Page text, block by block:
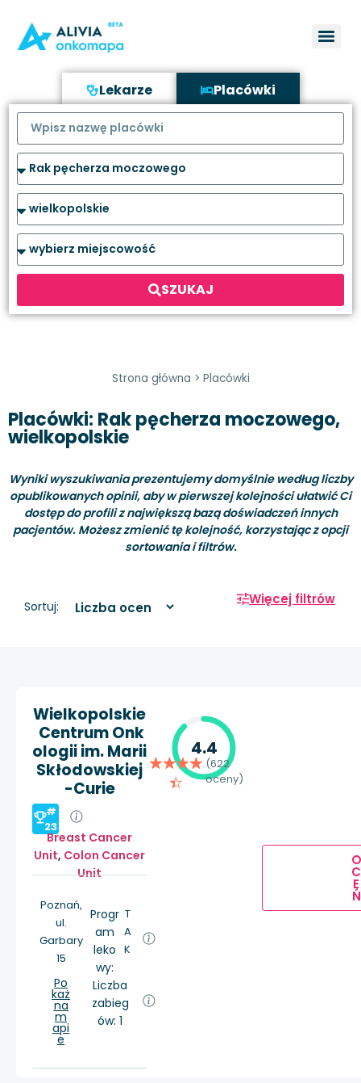
Lekarze Placówki
SZUKAJ
Strona główna > Placówki
Placówki: Rak pęcherza moczowego,
wielkopolskie
Wyniki wyszukiwania prezentujemy domyślnie według liczby
opublikowanych opinii, aby w pierwszej kolejności ułatwić Ci
dostęp do profili z największą bazą doświadczeń innych
pacjentów. Możesz zmienić tę kolejność, korzystając z opcji
sortowania i filtrów.
Sortuj: Więcej filtrów
Wielkopolskie
Centrum Onk
ologii im. Marii
Skłodowskiej
-Curie
#
23
Breast Cancer
Unit, Colon Cancer
Unit
Poznań,
ul.
Garbary
15
Po
każ
na
m
api
e
Progr
am
leko
wy:
T
A
K
Liczba
zabieg
ów: 1
4.4
(622
oceny)
O
C
E
Ń